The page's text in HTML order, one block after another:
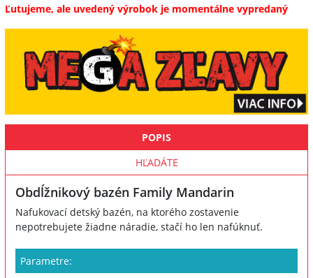
Ľutujeme, ale uvedený výrobok je momentálne vypredaný
POPIS
HĽADÁTE
Obdĺžnikový bazén Family Mandarin
Nafukovací detský bazén, na ktorého zostavenie
nepotrebujete žiadne náradie, stačí ho len nafúknuť.
Parametre: